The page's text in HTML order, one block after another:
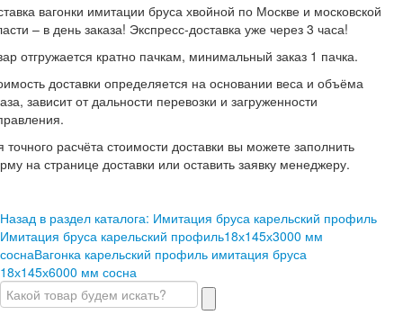
вагонки имитации бруса хвойной по Москве и московской
– в день заказа! Экспресс-доставка уже через 3 часа!
отгружается кратно пачкам, минимальный заказ 1 пачка.
доставки определяется на основании веса и объёма
зависит от дальности перевозки и загруженности
точного расчёта стоимости доставки вы можете заполнить
на странице доставки или оставить заявку менеджеру.
Назад в раздел каталога: Имитация бруса карельский профиль
Имитация бруса карельский профиль18х145х3000 мм
соснаВагонка карельский профиль имитация бруса
18х145х6000 мм сосна